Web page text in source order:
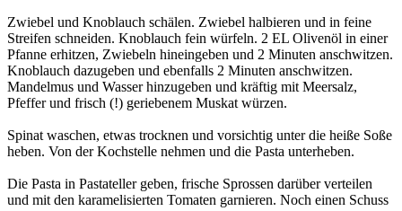
Zwiebel und Knoblauch schälen. Zwiebel halbieren und in feine
Streifen schneiden. Knoblauch fein würfeln. 2 EL Olivenöl in einer
Pfanne erhitzen, Zwiebeln hineingeben und 2 Minuten anschwitzen.
Knoblauch dazugeben und ebenfalls 2 Minuten anschwitzen.
Mandelmus und Wasser hinzugeben und kräftig mit Meersalz,
Pfeffer und frisch (!) geriebenem Muskat würzen.
Spinat waschen, etwas trocknen und vorsichtig unter die heiße Soße
heben. Von der Kochstelle nehmen und die Pasta unterheben.
Die Pasta in Pastateller geben, frische Sprossen darüber verteilen
und mit den karamelisierten Tomaten garnieren. Noch einen Schuss